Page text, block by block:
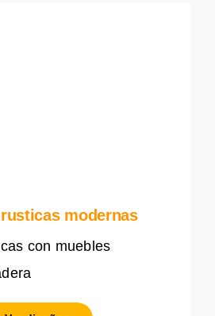
modernas
con muebles